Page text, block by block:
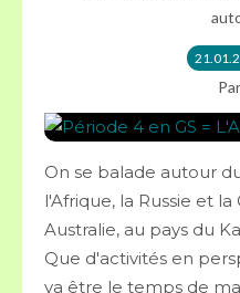
On se balade autour
l'Afrique, la Russie et
Australie, au pays du
Que d'activités en
va être le temps de